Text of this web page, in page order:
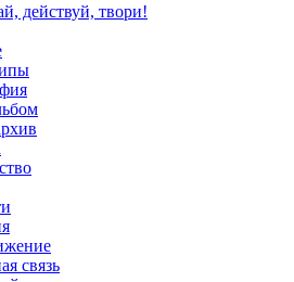
действуй, твори!
связь